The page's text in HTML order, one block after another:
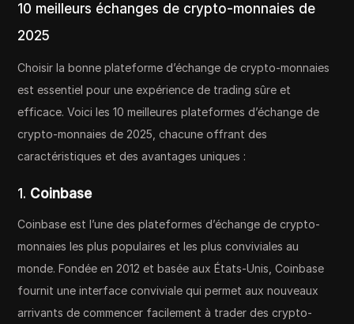
10 meilleurs échanges de crypto-monnaies de
2025
Choisir la bonne plateforme d’échange de crypto-monnaies
est essentiel pour une expérience de trading sûre et
efficace. Voici les 10 meilleures plateformes d’échange de
crypto-monnaies de 2025, chacune offrant des
caractéristiques et des avantages uniques :
1. Coinbase
Coinbase est l’une des plateformes d’échange de crypto-
monnaies les plus populaires et les plus conviviales au
monde. Fondée en 2012 et basée aux États-Unis, Coinbase
fournit une interface conviviale qui permet aux nouveaux
arrivants de commencer facilement à trader des crypto-